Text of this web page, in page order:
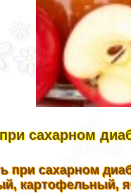
сахарном
при сахарном
картофельный,